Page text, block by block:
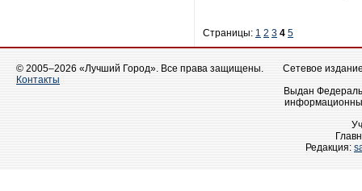
Страницы: 1 2 3 4 5
© 2005–2026 «Лучший Город». Все права защищены.
Контакты
Сетевое
Выдан
Редакция: